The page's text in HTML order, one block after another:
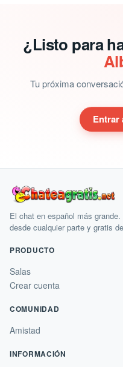
¿Listo para
Tu próxima
Entrar
El chat en español más
desde cualquier parte y gratis
PRODUCTO
Salas
Crear cuenta
COMUNIDAD
Amistad
INFORMACIÓN